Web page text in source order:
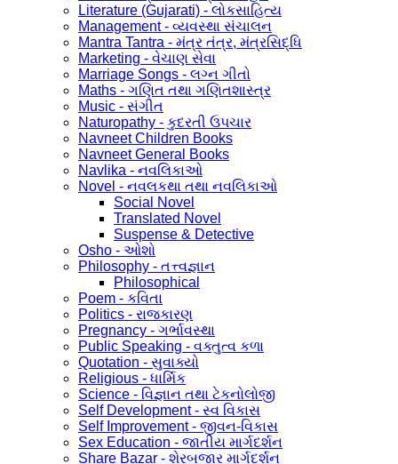
Literature (Gujarati) - લોકસાહિત્ય
Management - વ્યવસ્થા સંચાલન
Mantra Tantra - મંત્ર તંત્ર, મંત્રસિદ્ધિ
Marketing - વેચાણ સેવા
Marriage Songs - લગ્ન ગીતો
Maths - ગણિત તથા ગણિતશાસ્ત્ર
Music - સંગીત
Naturopathy - કુદરતી ઉપચાર
Navneet Children Books
Navneet General Books
Navlika - નવલિકાઓ
Novel - નવલકથા તથા નવલિકાઓ
Social Novel
Translated Novel
Suspense & Detective
Osho - ઓશો
Philosophy - તત્ત્વજ્ઞાન
Philosophical
Poem - કવિતા
Politics - રાજકારણ
Pregnancy - ગર્ભાવસ્થા
Public Speaking - વક્તુત્વ કળા
Quotation - સુવાક્યો
Religious - ધાર્મિક
Science - વિજ્ઞાન તથા ટેકનોલોજી
Self Development - સ્વ વિકાસ
Self Improvement - જીવન-વિકાસ
Sex Education - જાતીય માર્ગદર્શન
Share Bazar - શેરબજાર માર્ગદર્શન